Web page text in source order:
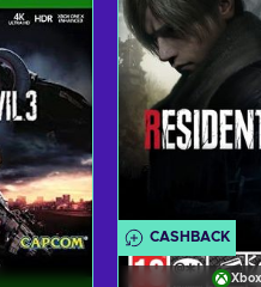
CASHBACK